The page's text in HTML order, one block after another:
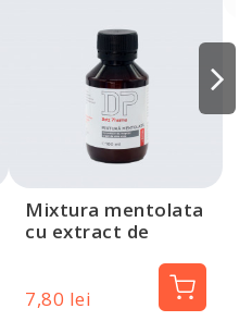
Mixtura mentolata
cu extract de
aloe vera, 100 ml,
Dotz Pharma
7,80 lei